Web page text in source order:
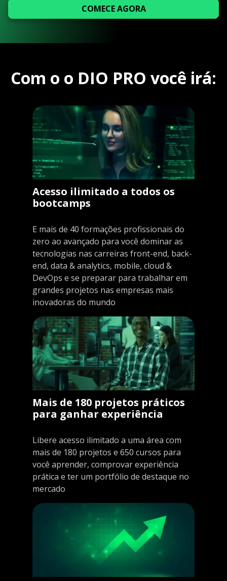
COMECE AGORA
Com o o DIO PRO você irá:
Acesso ilimitado a todos os
bootcamps
E mais de 40 formações profissionais do
zero ao avançado para você dominar as
tecnologias nas carreiras front-end, back-
end, data & analytics, mobile, cloud &
DevOps e se preparar para trabalhar em
grandes projetos nas empresas mais
inovadoras do mundo
Mais de 180 projetos práticos
para ganhar experiência
Libere acesso ilimitado a uma área com
mais de 180 projetos e 650 cursos para
você aprender, comprovar experiência
prática e ter um portfólio de destaque no
mercado